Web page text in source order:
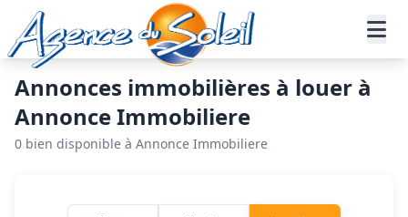
Aller au contenu principal
Annonces immobilières à louer à
Annonce Immobiliere
0 bien disponible à Annonce Immobiliere